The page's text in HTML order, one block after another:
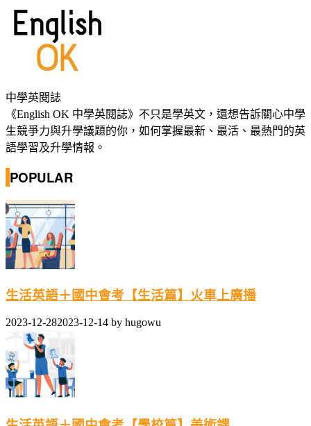
中學英閱誌
《English OK 中學英閱誌》不只是學英文，還想告訴關心中學
生競爭力與升學議題的你，如何掌握最新、最活、最熱門的英
語學習及升學情報。
POPULAR
生活英語＋國中會考【生活篇】火車上廣播
2023-12-282023-12-14 by hugowu